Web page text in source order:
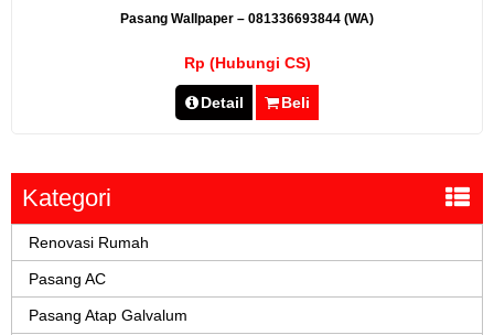
Pasang Wallpaper – 081336693844 (WA)
Rp (Hubungi CS)
Detail Beli
Kategori
Renovasi Rumah
Pasang AC
Pasang Atap Galvalum